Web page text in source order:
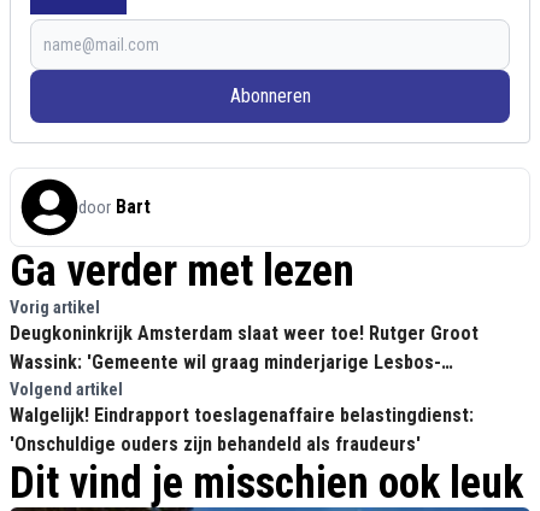
Abonneren
door Bart
Ga verder met lezen
Vorig artikel
Deugkoninkrijk Amsterdam slaat weer toe! Rutger Groot
Wassink: 'Gemeente wil graag minderjarige Lesbos-
vluchtelingen opvangen'
Volgend artikel
Walgelijk! Eindrapport toeslagenaffaire belastingdienst:
'Onschuldige ouders zijn behandeld als fraudeurs'
Dit vind je misschien ook leuk